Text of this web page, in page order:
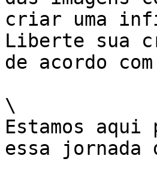
criar uma
Liberte sua
de acordo
\
Estamos
essa jornada